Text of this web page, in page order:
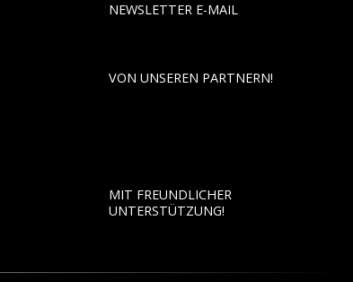
NEWSLETTER E-MAIL
VON UNSEREN PARTNERN!
MIT FREUNDLICHER
UNTERSTÜTZUNG!